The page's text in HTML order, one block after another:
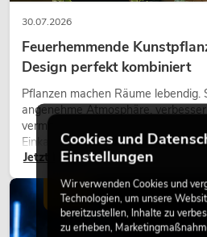
30.07.2026
Feuerhemmende
Design perfekt kombiniert
Pflanzen machen Räume lebendig.
angenehme Atmosphäre,
vermitteln Natürlichkeit. Ob in
Einkaufszentren, Bürogebäuden
eine hochwertige Begrünung
modernen Raumkonzept.
Jetzt lesen
LICHT
Cookies und
Einstellungen
Wir verwenden Cookies und
Technologien, um unsere
bereitzustellen, Inhalte zu
zu erheben,